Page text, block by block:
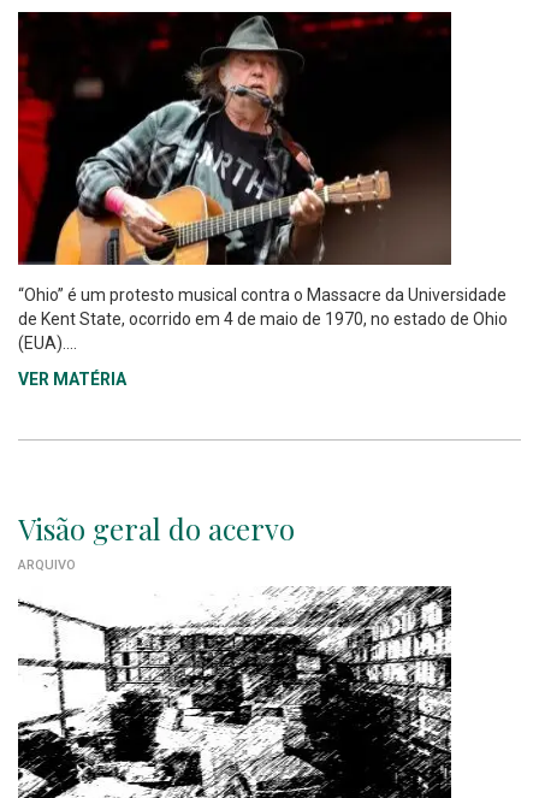
“Ohio” é um protesto musical contra o Massacre da Universidade
de Kent State, ocorrido em 4 de maio de 1970, no estado de Ohio
(EUA)....
VER MATÉRIA
Visão geral do acervo
ARQUIVO